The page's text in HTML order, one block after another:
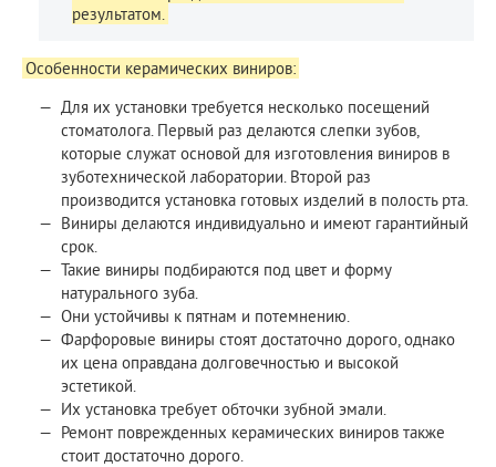
результатом.
Особенности керамических виниров:
Для их установки требуется несколько посещений
стоматолога. Первый раз делаются слепки зубов,
которые служат основой для изготовления виниров в
зуботехнической лаборатории. Второй раз
производится установка готовых изделий в полость рта.
Виниры делаются индивидуально и имеют гарантийный
срок.
Такие виниры подбираются под цвет и форму
натурального зуба.
Они устойчивы к пятнам и потемнению.
Фарфоровые виниры стоят достаточно дорого, однако
их цена оправдана долговечностью и высокой
эстетикой.
Их установка требует обточки зубной эмали.
Ремонт поврежденных керамических виниров также
стоит достаточно дорого.